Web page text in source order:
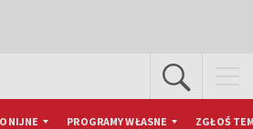
PROGRAMY WŁASNE ZGŁOŚ